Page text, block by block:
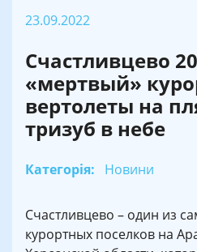
23.09.2022
Счастливцево
«мертвый»
вертолеты на
тризуб в небе
Категорія: Новини
Счастливцево – один из
курортных поселков на